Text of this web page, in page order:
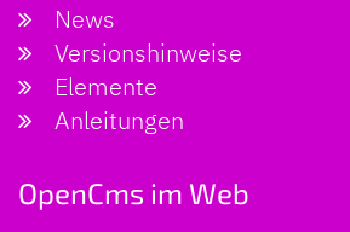
News
Versionshinweise
Elemente
Anleitungen
OpenCms im Web